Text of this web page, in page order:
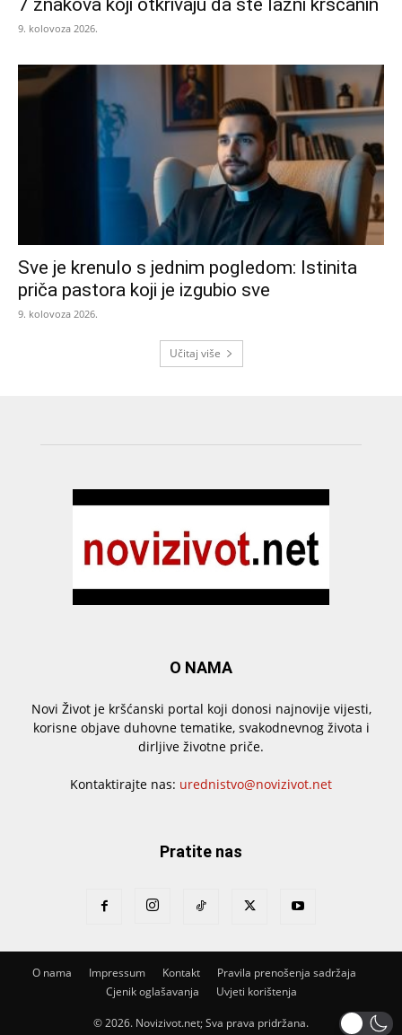
7 znakova koji otkrivaju da ste lažni kršćanin
9. kolovoza 2026.
Sve je krenulo s jednim pogledom: Istinita
priča pastora koji je izgubio sve
9. kolovoza 2026.
Učitaj više
O NAMA
Novi Život je kršćanski portal koji donosi najnovije vijesti,
korisne objave duhovne tematike, svakodnevnog života i
dirljive životne priče.
Kontaktirajte nas: urednistvo@novizivot.net
Pratite nas
O nama Impressum Kontakt
Pravila prenošenja sadržaja
Cjenik oglašavanja
Uvjeti korištenja
© 2026. Novizivot.net; Sva prava pridržana.